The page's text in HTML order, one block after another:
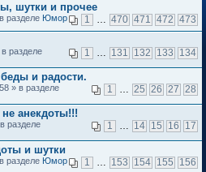
шутки и прочее
1 … 470 471 472 473
разделе Юмор
1 … 131 132 133 134
разделе
и радости.
1 … 25 26 27 28
» в разделе
не анекдоты!!!
1 … 14 15 16 17
разделе
и шутки
1 … 153 154 155 156
разделе Юмор